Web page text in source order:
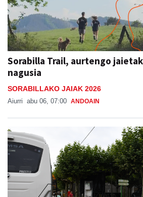
Sorabilla Trail, aurtengo
nagusia
SORABILLAKO JAIAK 2026
Aiurri abu 06, 07:00 ANDOAIN